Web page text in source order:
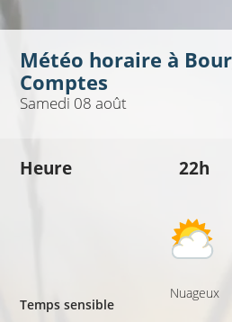
Météo horaire à
Comptes
Samedi 08 août
Heure
Temps sensible
22h
Nuageux